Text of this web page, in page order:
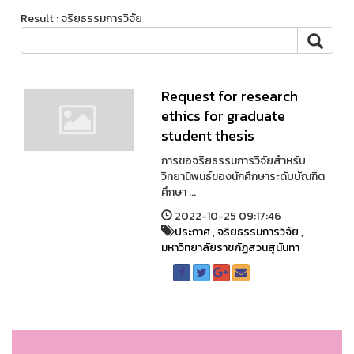
Result : จริยธรรมการวิจัย
Request for research
ethics for graduate
student thesis
การขอจริยธรรมการวิจัยสำหรับ
วิทยานิพนธ์ของนักศึกษาระดับบัณฑิต
ศึกษา ...
2022-10-25 09:17:46
ประกาศ,จริยธรรมการวิจัย,
มหาวิทยาลัยราชภัฏสวนสุนันทา